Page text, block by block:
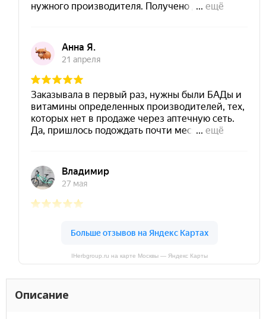
IHerbgroup.ru на карте Москвы — Яндекс Карты
Описание